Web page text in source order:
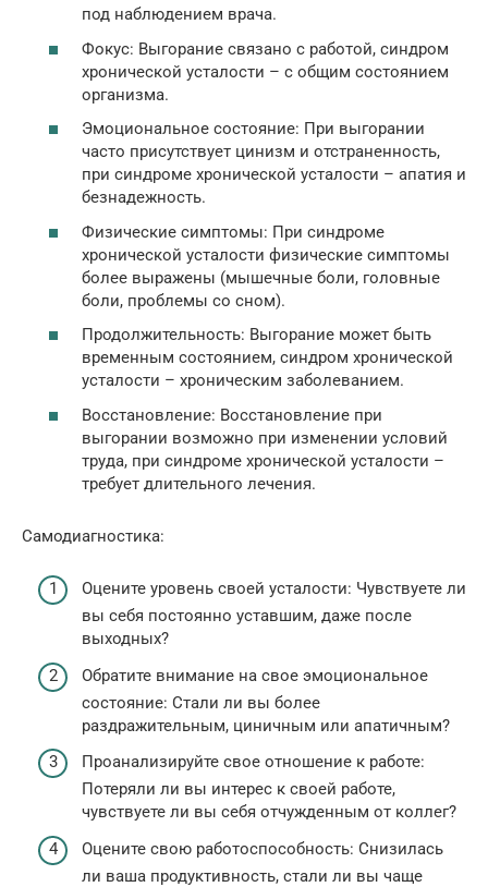
под наблюдением врача.
Фокус: Выгорание связано с работой, синдром
хронической усталости – с общим состоянием
организма.
Эмоциональное состояние: При выгорании
часто присутствует цинизм и отстраненность,
при синдроме хронической усталости – апатия и
безнадежность.
Физические симптомы: При синдроме
хронической усталости физические симптомы
более выражены (мышечные боли, головные
боли, проблемы со сном).
Продолжительность: Выгорание может быть
временным состоянием, синдром хронической
усталости – хроническим заболеванием.
Восстановление: Восстановление при
выгорании возможно при изменении условий
труда, при синдроме хронической усталости –
требует длительного лечения.
Самодиагностика:
Оцените уровень своей усталости: Чувствуете ли
вы себя постоянно уставшим, даже после
выходных?
Обратите внимание на свое эмоциональное
состояние: Стали ли вы более
раздражительным, циничным или апатичным?
Проанализируйте свое отношение к работе:
Потеряли ли вы интерес к своей работе,
чувствуете ли вы себя отчужденным от коллег?
Оцените свою работоспособность: Снизилась
ли ваша продуктивность, стали ли вы чаще